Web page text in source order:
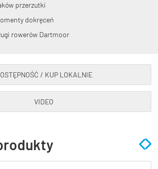
przerzutki
dokręceń
rowerów Dartmoor
/ KUP LOKALNIE
VIDEO